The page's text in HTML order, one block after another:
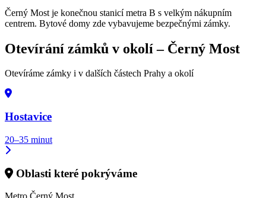
Černý Most je konečnou stanicí metra B s velkým nákupním
centrem. Bytové domy zde vybavujeme bezpečnými zámky.
Otevírání zámků v okolí – Černý Most
Otevíráme zámky i v dalších částech Prahy a okolí
Hostavice
20–35 minut
Oblasti které pokrýváme